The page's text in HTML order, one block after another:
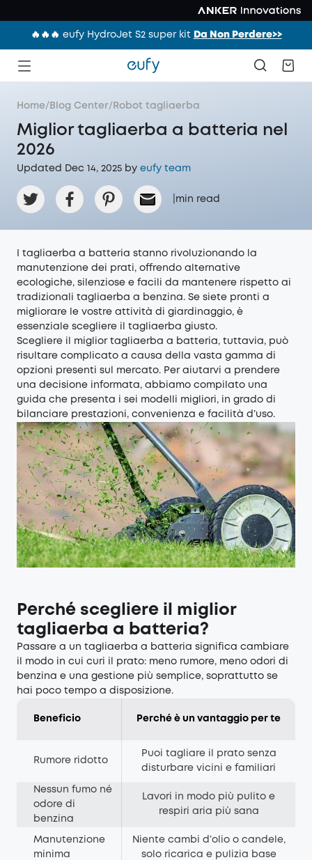
🔥🔥🔥 eufy HydroJet S2 super kit Da Non Perdere>>
Home/ Blog Center/ Robot tagliaerba
Miglior tagliaerba a batteria nel
2026
Updated Dec 14, 2025 by eufy team
min read
I tagliaerba a batteria stanno rivoluzionando la
manutenzione dei prati, offrendo alternative
ecologiche, silenziose e facili da mantenere rispetto ai
tradizionali tagliaerba a benzina. Se siete pronti a
migliorare le vostre attività di giardinaggio, è
essenziale scegliere il tagliaerba giusto.
Scegliere il miglior tagliaerba a batteria, tuttavia, può
risultare complicato a causa della vasta gamma di
opzioni presenti sul mercato. Per aiutarvi a prendere
una decisione informata, abbiamo compilato una
guida che presenta i sei modelli migliori, in grado di
bilanciare prestazioni, convenienza e facilità d’uso.
Perché scegliere il miglior
tagliaerba a batteria?
Passare a un tagliaerba a batteria significa cambiare
il modo in cui curi il prato: meno rumore, meno odori di
benzina e una gestione più semplice, soprattutto se
hai poco tempo a disposizione.
Beneficio Perché è un vantaggio per te
Rumore ridotto
Puoi tagliare il prato senza
disturbare vicini e familiari
Nessun fumo né
odore di
benzina
Lavori in modo più pulito e
respiri aria più sana
Manutenzione
minima
Niente cambi d’olio o candele,
solo ricarica e pulizia base